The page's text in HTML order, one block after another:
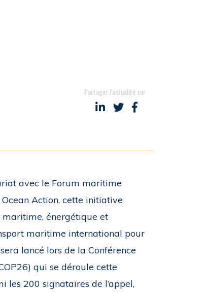
Partager l'actualité sur
Partager sur LinkedIn
Partager sur Twitter
Partager sur
avec le Forum maritime
Action, cette initiative
maritime, énergétique et
maritime international pour
lancé lors de la Conférence
qui se déroule cette
les 200 signataires de l’appel,